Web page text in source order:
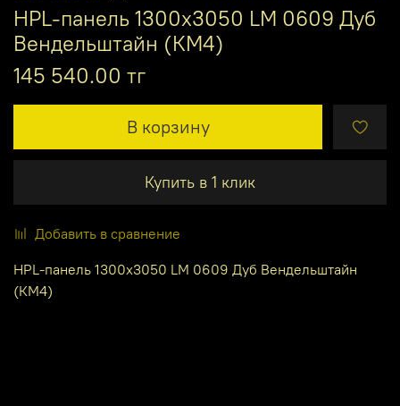
HPL-панель 1300х3050 LM 0609 Дуб
Вендельштайн (КМ4)
145 540.00 тг
В корзину
Купить в 1 клик
Добавить в сравнение
HPL-панель 1300х3050 LM 0609 Дуб Вендельштайн
(КМ4)